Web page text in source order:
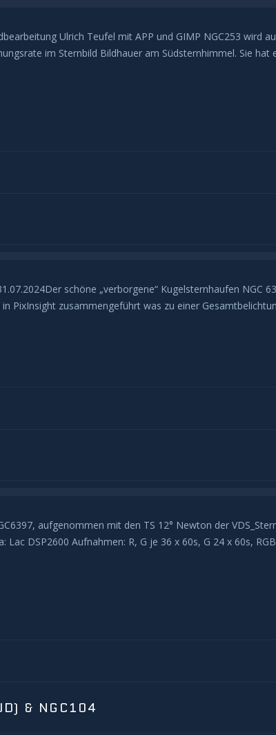
Ulrich Teufel mit APP und GIMP NGC253 wird
im Sternbild Bildhauer am Südsternhimmel. Sie hat
schöne „verborgene“ Kugelsternhaufen NGC
PixInsight zusammengeführt was zu einer
aufgenommen mit den TS 12° Newton der
DSP2600 Aufnahmen: R, G je 36 x 60s, G 24 x 60s,
& NGC104